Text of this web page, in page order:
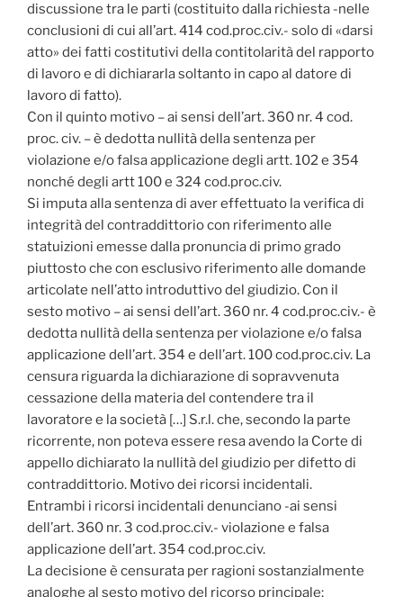
discussione tra le parti (costituito dalla richiesta -nelle
conclusioni di cui all’art. 414 cod.proc.civ.- solo di «darsi
atto» dei fatti costitutivi della contitolarità del rapporto
di lavoro e di dichiararla soltanto in capo al datore di
lavoro di fatto).
Con il quinto motivo – ai sensi dell’art. 360 nr. 4 cod.
proc. civ. – è dedotta nullità della sentenza per
violazione e/o falsa applicazione degli artt. 102 e 354
nonché degli artt 100 e 324 cod.proc.civ.
Si imputa alla sentenza di aver effettuato la verifica di
integrità del contraddittorio con riferimento alle
statuizioni emesse dalla pronuncia di primo grado
piuttosto che con esclusivo riferimento alle domande
articolate nell’atto introduttivo del giudizio. Con il
sesto motivo – ai sensi dell’art. 360 nr. 4 cod.proc.civ.- è
dedotta nullità della sentenza per violazione e/o falsa
applicazione dell’art. 354 e dell’art. 100 cod.proc.civ. La
censura riguarda la dichiarazione di sopravvenuta
cessazione della materia del contendere tra il
lavoratore e la società […] S.r.l. che, secondo la parte
ricorrente, non poteva essere resa avendo la Corte di
appello dichiarato la nullità del giudizio per difetto di
contraddittorio. Motivo dei ricorsi incidentali.
Entrambi i ricorsi incidentali denunciano -ai sensi
dell’art. 360 nr. 3 cod.proc.civ.- violazione e falsa
applicazione dell’art. 354 cod.proc.civ.
La decisione è censurata per ragioni sostanzialmente
analoghe al sesto motivo del ricorso principale;